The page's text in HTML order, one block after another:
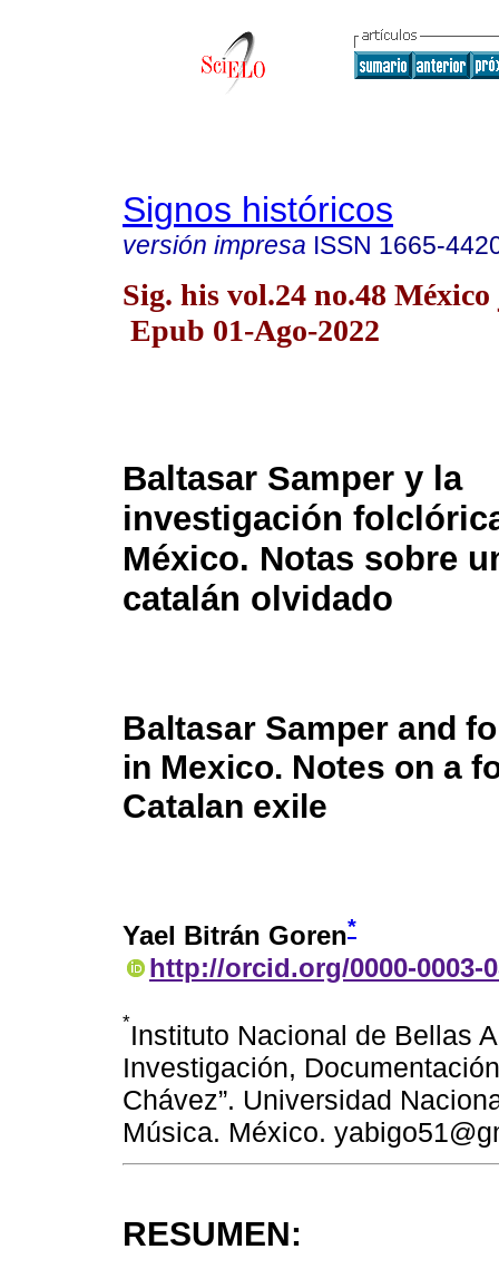
Signos históricos
versión impresa ISSN 1665-
Sig. his vol.24 no.48
Epub 01-Ago-2022
Baltasar Samper y la
investigación
México. Notas sobre
catalán olvidado
Baltasar Samper and
in Mexico. Notes on a
Catalan exile
Yael Bitrán Goren*
http://orcid.org/0000-0003-
*Instituto Nacional de Bellas
Investigación,
Chávez”. Universidad
Música. México.
RESUMEN: